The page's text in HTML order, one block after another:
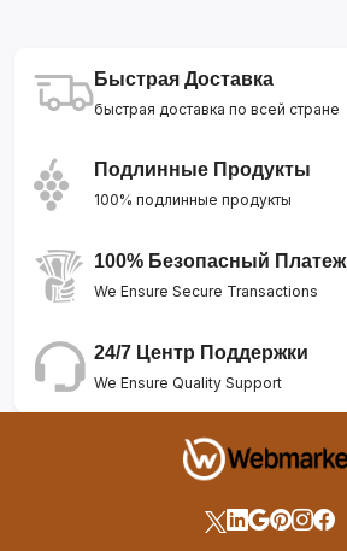
Быстрая Доставка
быстрая доставка по всей стране
Подлинные Продукты
100% подлинные продукты
100% Безопасный Платеж
We Ensure Secure Transactions
24/7 Центр Поддержки
We Ensure Quality Support